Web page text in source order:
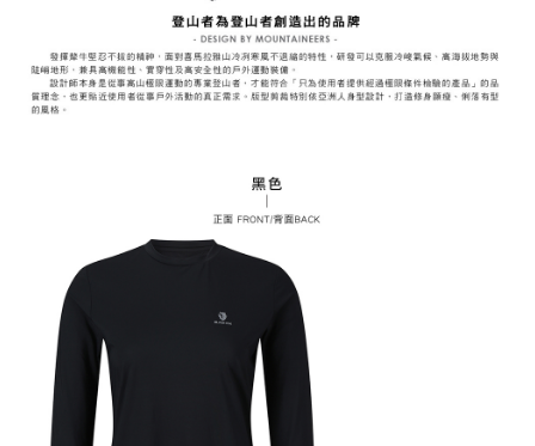
「AFTEE先享後付」，若未經同意申辦者引起之損失，本公司不負相關責
任。
４．使用「AFTEE先享後付」時，將依據個別帳號之用戶狀況，依本公司即
時審查核予不同之上限額度；若仍有額度不足之情形，本公司將視審查結果
請求用戶進行身份認證。
每筆NT$70，滿NT$799(含以上)免運費